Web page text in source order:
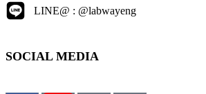
LINE@ : @labwayeng
SOCIAL MEDIA